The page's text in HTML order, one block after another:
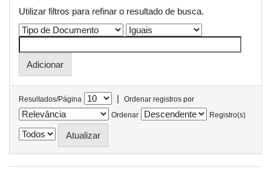
Utilizar filtros para refinar o resultado de busca.
Resultados/Página |
Ordenar registros por
Ordenar
Registro(s)